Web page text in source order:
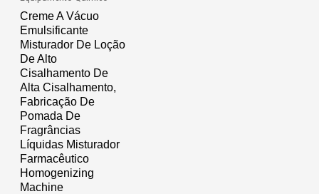
Creme A Vácuo
Emulsificante
Misturador De Loção
De Alto
Cisalhamento De
Alta Cisalhamento,
Fabricação De
Pomada De
Fragrâncias
Líquidas Misturador
Farmacêutico
Homogenizing
Machine